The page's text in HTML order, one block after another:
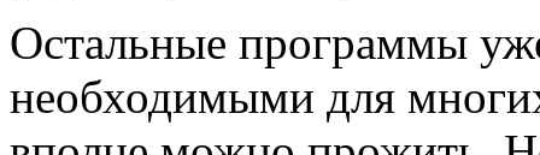
Остальные программы
необходимыми для